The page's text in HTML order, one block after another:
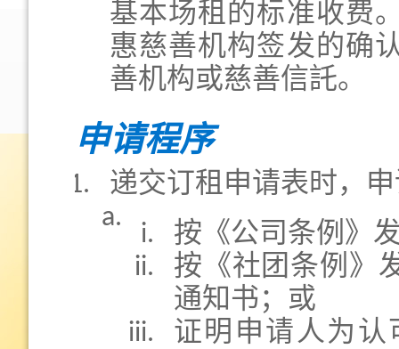
基本场租的标准收费
惠慈善机构签发的确
善机构或慈善信託。
申请程序
递交订租申请表时，
按《公司条例》
按《社团条例》
通知书；或
证明申请人为认